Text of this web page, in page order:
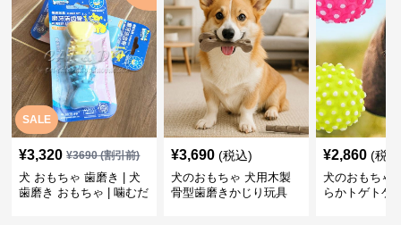
SALE
¥3,320 ¥3690(割引前)
犬 おもちゃ 歯磨き | 犬
歯磨き おもちゃ | 噛むだ
¥3,690 (税込)
犬のおもちゃ 犬用木製
骨型歯磨きかじり玩具
¥2,860 (税
犬のおもちゃ
らかトゲトゲ